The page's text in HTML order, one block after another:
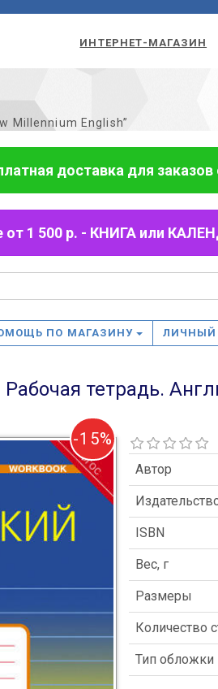
ИНТЕРНЕТ-МАГАЗИН
Millennium English”
доставка для заказов
от 1 500 р. - КНИГА или
ПО МАГАЗИНУ ЛИЧНЫЙ
тетрадь.
-15%
Автор
ISBN
Вес, г
Размеры
Количество
Тип обложки